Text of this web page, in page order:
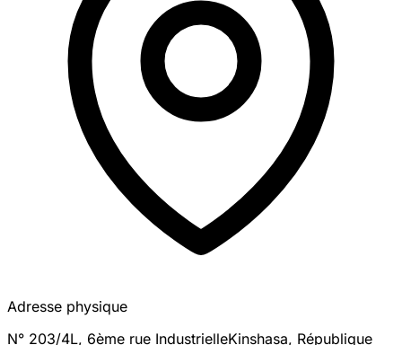
Adresse physique
N° 203/4L, 6ème rue IndustrielleKinshasa, République